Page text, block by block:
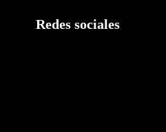
Redes sociales